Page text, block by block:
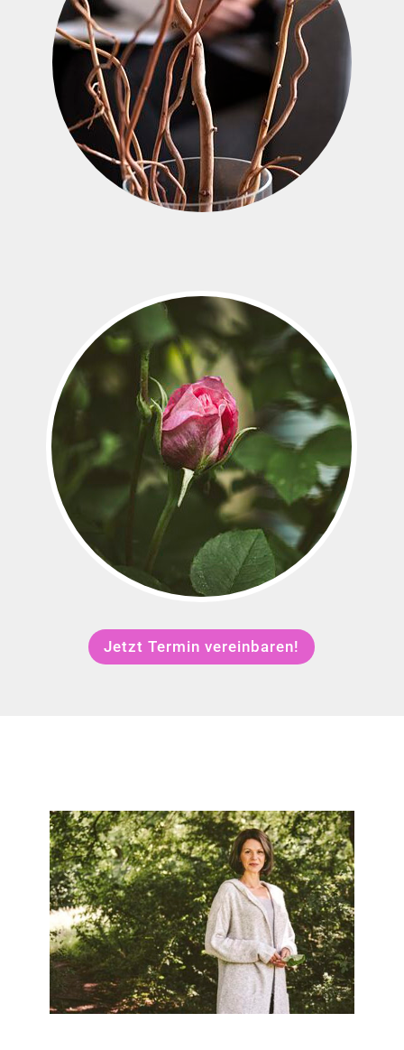
Jetzt Termin vereinbaren!